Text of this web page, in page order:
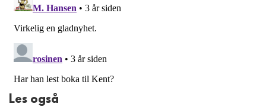
Les også